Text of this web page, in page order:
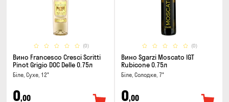
(0)
Вино Francesco Cresci Scritti
Pinot Grigio DOC Delle 0.75л
Біле, Сухе, 12°
0,00
(0)
Вино Sgarzi Moscato IGT
Rubicone 0.75л
Біле, Солодке, 7°
0,00